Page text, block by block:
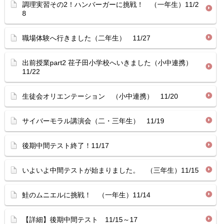
調理実習その2！ハンバーガーに挑戦！ （一年生）11/2
8
職場体験へ行きました（二年生） 11/27
出前授業part2 荏子田小学校へいきました（小中連携）
11/22
生徒会オリエンテーション （小中連携） 11/20
サイバーモラル講演会（二・三年生） 11/19
後期中間テスト終了！11/17
いよいよ中間テストが始まりました。 （三年生）11/15
鮭のムニエルに挑戦！ （一年生）11/14
【詳細】後期中間テスト 11/15～17